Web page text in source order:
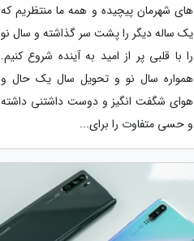
های شهرمان پیچیده و همه ما منتظریم که
یک ساله دیگر را پشت سر گذاشته و سال نو
را با قلبی پر از امید به آینده شروع کنیم.
همواره سال نو و تحویل سال یک حال و
هوای شگفت انگیز و دوست داشتنی داشته
و حسی متفاوت را برای...